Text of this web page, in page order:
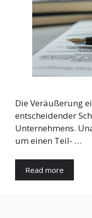
Die Veräußerung
entscheidender
Unternehmens.
um einen Teil- …
Read more